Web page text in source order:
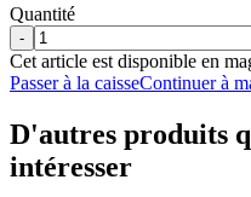
Quantité
-
Cet article est disponible en
Passer à la caisseContinuer à
D'autres produits
intéresser